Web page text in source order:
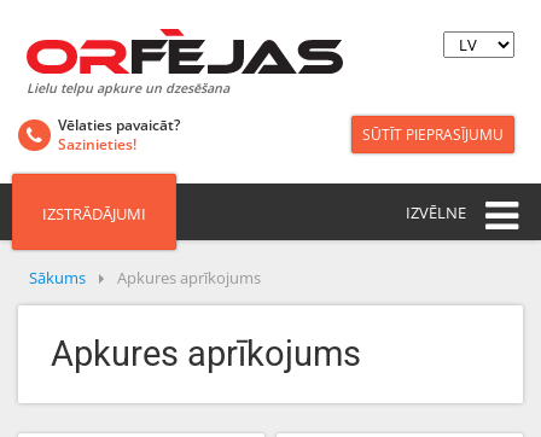
Lielu telpu apkure un dzesēšana
Vēlaties pavaicāt?
Sazinieties!
SŪTĪT PIEPRASĪJUMU
IZSTRĀDĀJUMI IZVĒLNE
Sākums Apkures aprīkojums
Apkures aprīkojums